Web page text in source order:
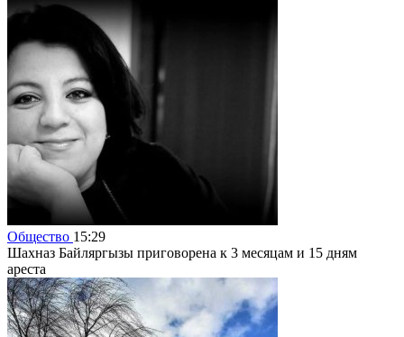
Общество 15:29
Шахназ Байляргызы приговорена к 3 месяцам и 15 дням
ареста